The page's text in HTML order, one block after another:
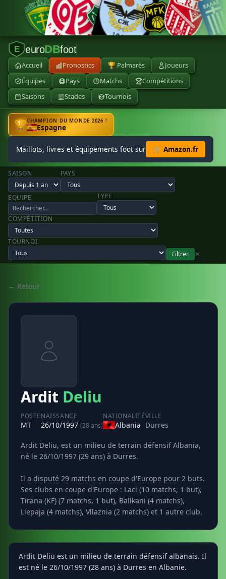
E euroDBfoot
Accueil Pronostics 🏆 Palmarès
Joueurs
Équipes
Pays Matchs
Compétitions
Saisons
Stades Tournois
🏆CHAMPION DU MONDE 2026 !
Espagne
Maillots, livres et équipements foot sur 🛒 Amazon.fr
SAISON PAYS
EQUIPE TYPE
COMPÉTITION
TOURNOI
Filtrer
✕
← Retour
Ardit Deliu
POSTE
MT
NAISSANCE
26/10/1997 (28 ans)
NATIONALITÉ
Albania
VILLE
Durres
Ardit Deliu, est un milieu de terrain défensif Albania,
né le 26/10/1997 (29 ans) à Durres.
Il a disputé 29 matchs en coupe d'Europe pour 2 buts.
Ses clubs en coupe d'Europe : Laci (10 matchs, 1 but),
Tirana (KF) (7 matchs, 1 but), Ballkani (4 matchs),
Liepaja (4 matchs), Vllaznia (2 matchs) et 1 autre club.
Ardit Deliu est un milieu de terrain défensif albanais. Il
est né le 26/10/1997 (28 ans) à Durres en Albanie.